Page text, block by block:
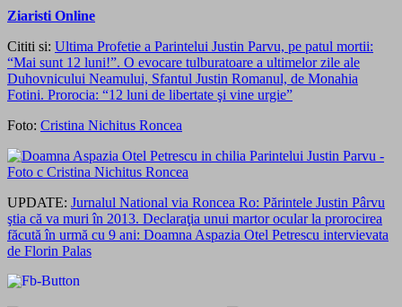
Ziaristi Online
Cititi si: Ultima Profetie a Parintelui Justin Parvu, pe patul mortii:
“Mai sunt 12 luni!”. O evocare tulburatoare a ultimelor zile ale
Duhovnicului Neamului, Sfantul Justin Romanul, de Monahia
Fotini. Prorocia: “12 luni de libertate şi vine urgie”
Foto: Cristina Nichitus Roncea
UPDATE: Jurnalul National via Roncea Ro: Părintele Justin Pârvu
ştia că va muri în 2013. Declaraţia unui martor ocular la prorocirea
făcută în urmă cu 9 ani: Doamna Aspazia Otel Petrescu intervievata
de Florin Palas